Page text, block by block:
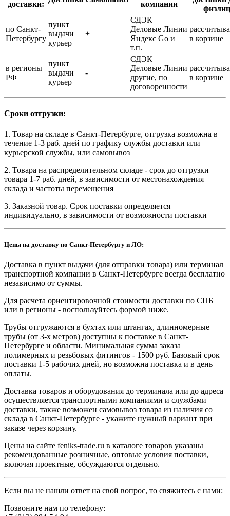
доставки:
компании
физлиц
по Санкт-
Петербургу
пункт
выдачи
курьер
+
СДЭК
Деловые Линии
Яндекс Go и
т.п.
в корзине
в регионы
РФ
пункт
выдачи
курьер
-
СДЭК
Деловые Линии
другие, по
договоренности
в корзине
Сроки отгрузки:
1. Товар на складе в Санкт-Петербурге, отгрузка возможна в
течение 1-3 раб. дней по графику службы доставки или
курьерской службы, или самовывоз
2. Товара на распределительном складе - срок до отгрузки
товара 1-7 раб. дней, в зависимости от местонахождения
склада и частоты перемещения
3. Заказной товар. Срок поставки определяется
индивидуально, в зависимости от возможности поставки
Цены на доставку по Санкт-Петербургу и ЛО:
Доставка в пункт выдачи (для отправки товара) или терминал
транспортной компании в Санкт-Петербурге всегда бесплатно
независимо от суммы.
Для расчета ориентировочной стоимости доставки по СПБ
или в регионы - воспользуйтесь формой ниже.
Трубы отгружаются в бухтах или штангах, длинномерные
трубы (от 3-х метров) доступны к поставке в Санкт-
Петербурге и области. Минимальная сумма заказа
полимерных и резьбовых фитингов - 1500 руб. Базовый срок
поставки 1-5 рабочих дней, но возможна поставка и в день
оплаты.
Доставка товаров и оборудования до терминала или до адреса
осуществляется транспортными компаниями и службами
доставки, также возможен самовывоз товара из наличия со
склада в Санкт-Петербурге - укажите нужный вариант при
заказе через корзину.
Цены на сайте feniks-trade.ru в каталоге товаров указаны
рекомендованные розничные, оптовые условия поставки,
включая проектные, обсуждаются отдельно.
Если вы не нашли ответ на свой вопрос, то свяжитесь с нами:
Позвоните нам по телефону: